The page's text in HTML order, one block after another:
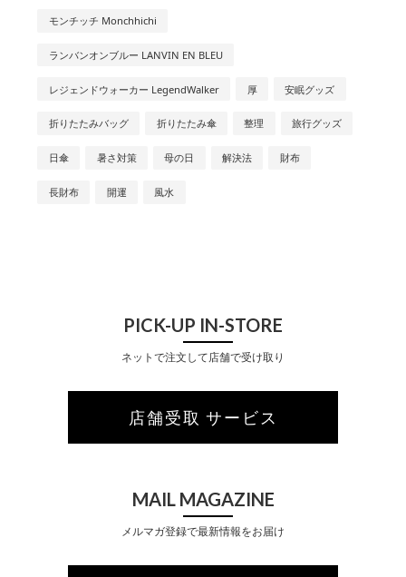
モンチッチ Monchhichi
ランバンオンブルー LANVIN EN BLEU
レジェンドウォーカー LegendWalker 厚 安眠グッズ
折りたたみバッグ 折りたたみ傘 整理 旅行グッズ
日傘 暑さ対策 母の日 解決法 財布
長財布 開運 風水
PICK-UP IN-STORE
ネットで注文して店舗で受け取り
店舗受取 サービス
MAIL MAGAZINE
メルマガ登録で最新情報をお届け